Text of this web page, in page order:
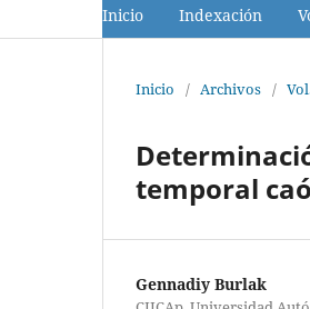
Inicio Indexación
Inicio / Archivos /
temporal
Gennadiy Burlak